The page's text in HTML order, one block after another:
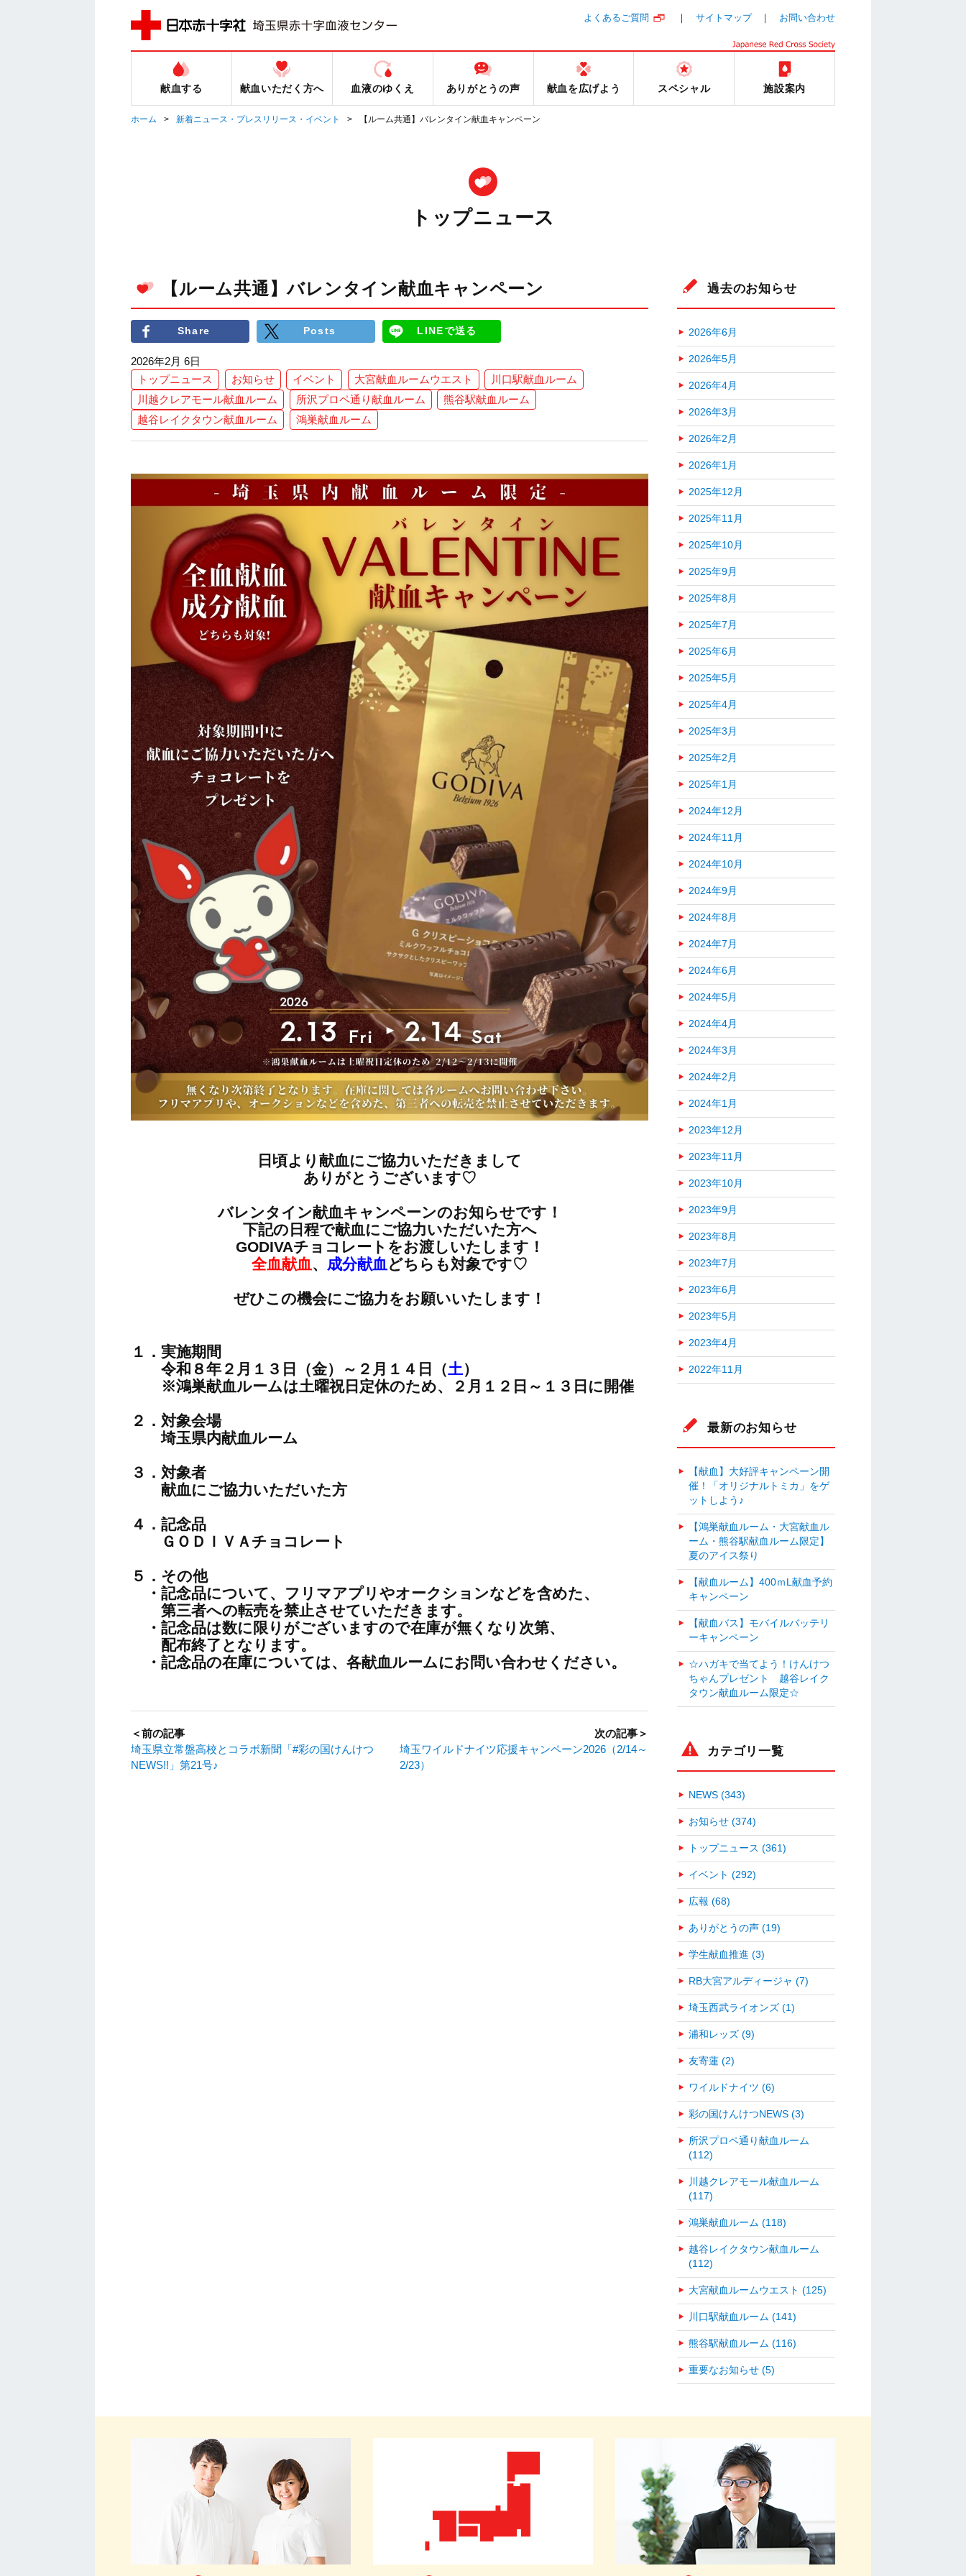
よくあるご質問 サイトマップ お問い合わせ
献血する 献血いただく方へ 血液のゆくえ ありがとうの声 献血を広げよう スペシャル 施設案内
ホーム 新着ニュース・プレスリリース・イベント 【ルーム共通】バレンタイン献血キャンペーン
トップニュース
【ルーム共通】バレンタイン献血キャンペーン
Share Posts LINEで送る
2026年2月 6日
トップニュース
お知らせ イベント 大宮献血ルームウエスト
川口駅献血ルーム
川越クレアモール献血ルーム
所沢プロペ通り献血ルーム
熊谷駅献血ルーム
越谷レイクタウン献血ルーム
鴻巣献血ルーム
日頃より献血にご協力いただきまして
ありがとうございます♡
バレンタイン献血キャンペーンのお知らせです！
下記の日程で献血にご協力いただいた方へ
GODIVAチョコレートをお渡しいたします！
全血献血 、 成分献血 どちらも対象です♡
ぜひこの機会にご協力をお願いいたします！
１．実施期間
令和８年２月１３日（金）～２月１４日（土）
※鴻巣献血ルームは土曜祝日定休のため、２月１２日～１３日に開催
２．対象会場
埼玉県内献血ルーム
３．対象者
献血にご協力いただいた方
４．記念品
ＧＯＤＩＶＡチョコレート
５．その他
・記念品について、フリマアプリやオークションなどを含めた、
第三者への転売を禁止させていただきます。
・記念品は数に限りがございますので在庫が無くなり次第、
配布終了となります。
・記念品の在庫については、各献血ルームにお問い合わせください。
＜前の記事
埼玉県立常盤高校とコラボ新聞「#彩の国けんけつ
NEWS!!」第21号♪
次の記事＞
埼玉ワイルドナイツ応援キャンペーン2026（2/14～
2/23）
過去のお知らせ
2026年6月
2026年5月
2026年4月
2026年3月
2026年2月
2026年1月
2025年12月
2025年11月
2025年10月
2025年9月
2025年8月
2025年7月
2025年6月
2025年5月
2025年4月
2025年3月
2025年2月
2025年1月
2024年12月
2024年11月
2024年10月
2024年9月
2024年8月
2024年7月
2024年6月
2024年5月
2024年4月
2024年3月
2024年2月
2024年1月
2023年12月
2023年11月
2023年10月
2023年9月
2023年8月
2023年7月
2023年6月
2023年5月
2023年4月
2022年11月
最新のお知らせ
【献血】大好評キャンペーン開
催！「オリジナルトミカ」をゲ
ットしよう♪
【鴻巣献血ルーム・大宮献血ル
ーム・熊谷駅献血ルーム限定】
夏のアイス祭り
【献血ルーム】400ｍL献血予約
キャンペーン
【献血バス】モバイルバッテリ
ーキャンペーン
☆ハガキで当てよう！けんけつ
ちゃんプレゼント 越谷レイク
タウン献血ルーム限定☆
カテゴリ一覧
NEWS (343)
お知らせ (374)
トップニュース (361)
イベント (292)
広報 (68)
ありがとうの声 (19)
学生献血推進 (3)
RB大宮アルディージャ (7)
埼玉西武ライオンズ (1)
浦和レッズ (9)
友寄蓮 (2)
ワイルドナイツ (6)
彩の国けんけつNEWS (3)
所沢プロペ通り献血ルーム
(112)
川越クレアモール献血ルーム
(117)
鴻巣献血ルーム (118)
越谷レイクタウン献血ルーム
(112)
大宮献血ルームウエスト (125)
川口駅献血ルーム (141)
熊谷駅献血ルーム (116)
重要なお知らせ (5)